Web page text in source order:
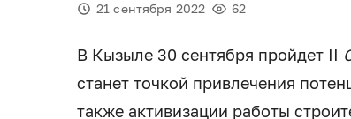
21 сентября 2022 62
В Кызыле 30 сентября пройдет II
станет точкой привлечения
также активизации работы